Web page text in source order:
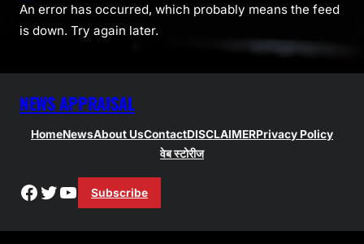
An error has occurred, which probably means the feed
is down. Try again later.
NEWS APPRAISAL
HomeNewsAbout UsContactDISCLAIMERPrivacy Policy
वेब स्टोरीज
Facebook
Twitter
YouTube
Subscribe